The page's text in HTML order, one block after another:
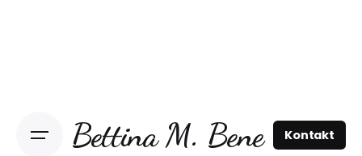
Bettina M. Bene Kontakt